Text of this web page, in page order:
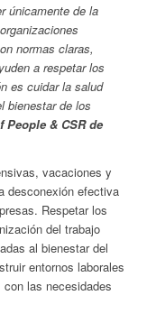
únicamente de la
normas claras,
a respetar los
es cuidar la salud
bienestar de los
People & CSR de
vacaciones y
desconexión efectiva
Respetar los
del trabajo
al bienestar del
entornos laborales
las necesidades